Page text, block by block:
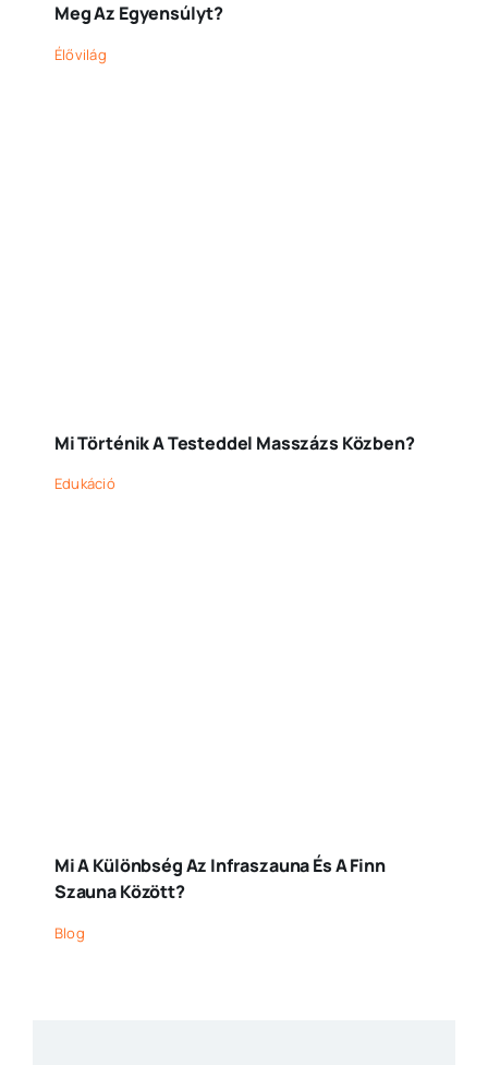
Meg Az Egyensúlyt?
Élővilág
Mi Történik A Testeddel Masszázs Közben?
Edukáció
Mi A Különbség Az Infraszauna És A Finn
Szauna Között?
Blog